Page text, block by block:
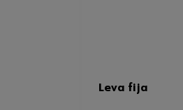
Leva fija